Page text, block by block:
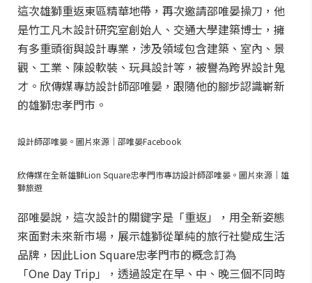
這次雄獅重返東區精華地帶，再次邀請邵唯晏操刀，他
是竹工凡木設計研究室創始人、交通大學建築博士，擁
有多重頭銜與設計專業，涉及領域包含建築、室內、景
觀、工業、陳設軟裝、玩具設計等，被譽為跨界設計鬼
才。欣傳媒專訪設計師邵唯晏，跟隨他的腳步認識嶄新
的雄獅忠孝門市。
設計師邵唯晏。圖片來源｜邵唯晏Facebook
欣傳媒在全新雄獅Lion Square忠孝門市專訪設計師邵唯晏。圖片來源｜雄
獅旅遊
邵唯晏說，這次設計的關鍵字是「重返」，用全新姿態
來面對未來新市場，展示雄獅從單純的旅行社變成生活
品牌，因此Lion Square忠孝門市的概念訂為
「One Day Trip」，透過設定在早、中、晚三個不同時